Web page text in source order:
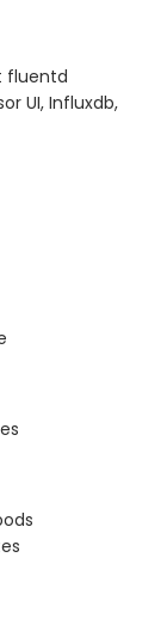
fluentd
UI, Influxdb,